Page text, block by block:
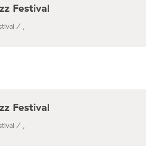
Festival
/ ,
Festival
/ ,